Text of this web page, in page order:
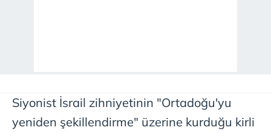
Siyonist İsrail zihniyetinin "Ortadoğu'yu
yeniden şekillendirme" üzerine kurduğu kirli